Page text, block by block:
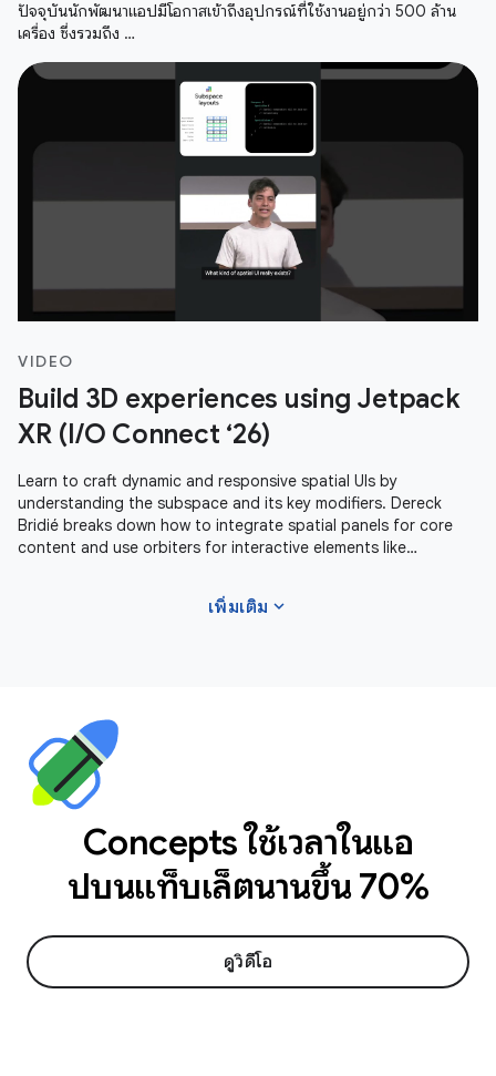
ปัจจุบันนักพัฒนาแอปมีโอกาสเข้าถึงอุปกรณ์ที่ใช้งานอยู่กว่า 500 ล้าน
เครื่อง ซึ่งรวมถึง …
VIDEO
Build 3D experiences using Jetpack
XR (I/O Connect ‘26)
Learn to craft dynamic and responsive spatial UIs by
understanding the subspace and its key modifiers. Dereck
Bridié breaks down how to integrate spatial panels for core
content and use orbiters for interactive elements like
เพิ่มเติม expand_more
Concepts ใช้เวลาในแอ
ปบนแท็บเล็ตนานขึ้น 70%
ดูวิดีโอ